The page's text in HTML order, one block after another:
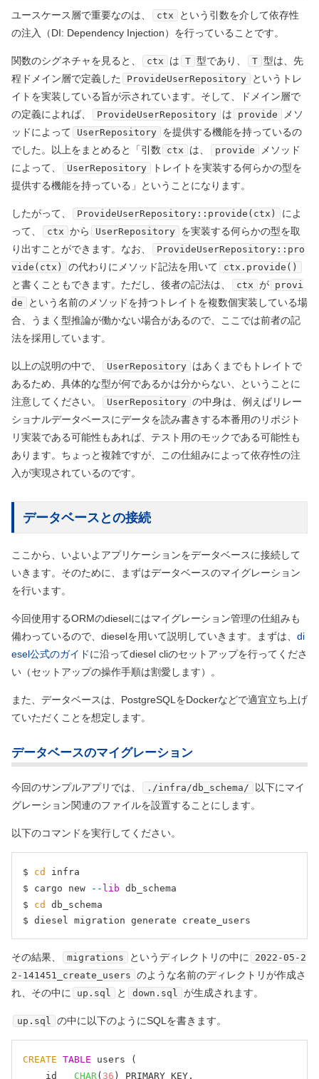
ユースケース層で重要なのは、 ctx
という引数を介して依存性
の注入（DI: Dependency Injection）を行っていることです。
関数のシグネチャを見ると、 ctx は T 型であり、 T 型は、先
程ドメイン層で定義した
ProvideUserRepository
というトレ
イトを実装している旨が示されています。そして、ドメイン層で
の定義によれば、
ProvideUserRepository は provide
メソ
ッドによって
UserRepository を提供する機能を持っているの
でした。以上をまとめると「引数
ctx は、 provide
メソッド
によって、
UserRepository
トレイトを実装する何らかの型を
提供する機能を持っている」ということになります。
したがって、 ProvideUserRepository::provide(ctx)
によ
って、
ctx から UserRepository を実装する何らかの型を取
り出すことができます。なお、
ProvideUserRepository::pro
vide(ctx)
の代わりにメソッド記法を用いて ctx.provide()
と書くこともできます。ただし、後者の記法は、 ctx が provi
de
という名前のメソッドを持つトレイトを複数個実装している場
合、うまく型推論が働かない場合があるので、ここでは前者の記
法を採用しています。
以上の説明の中で、 UserRepository はあくまでもトレイトで
あるため、具体的な型が何であるかは分からない、ということに
注意してください。
UserRepository の中身は、例えばリレー
ショナルデータベースにデータを読み書きする本番用のリポジト
リ実装である可能性もあれば、テスト用のモックである可能性も
あります。ちょっと複雑ですが、この仕組みによって依存性の注
入が実現されているのです。
データベースとの接続
ここから、いよいよアプリケーションをデータベースに接続して
いきます。そのために、まずはデータベースのマイグレーション
を行います。
今回使用するORMのdieselにはマイグレーション管理の仕組みも
備わっているので、dieselを用いて説明していきます。まずは、 di
esel公式のガイドに沿ってdiesel cliのセットアップを行ってくださ
い（セットアップの操作手順は割愛します）。
また、データベースは、PostgreSQLをDockerなどで適宜立ち上げ
ていただくことを想定します。
データベースのマイグレーション
今回のサンプルアプリでは、 ./infra/db_schema/
以下にマイ
グレーション関連のファイルを設置することにします。
以下のコマンドを実行してください。
$ cd
infra
$ cargo new
--lib db_schema
$ cd
db_schema
その結果、 migrations というディレクトリの中に
2022-05-2
2-141451_create_users のような名前のディレクトリが作成さ
れ、その中に
up.sql と down.sql が生成されます。
up.sql の中に以下のようにSQLを書きます。
CREATE TABLE users (
    id
CHAR ( 36 ) PRIMARY KEY,